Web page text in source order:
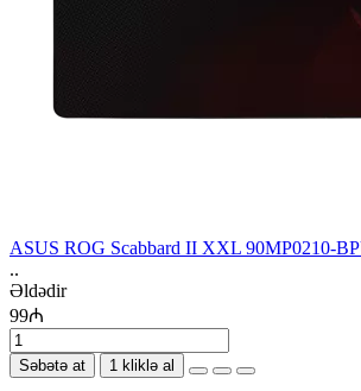
ASUS ROG Scabbard II XXL 90MP0210-
..
Əldədir
99₼
Səbətə at 1 kliklə al